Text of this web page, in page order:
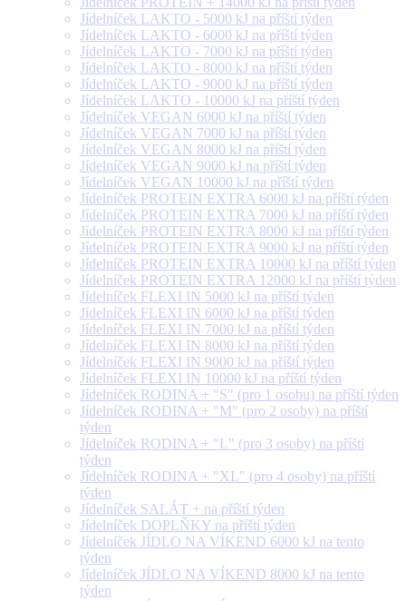
Jídelníček LAKTO - 5000 kJ na příští týden
Jídelníček LAKTO - 6000 kJ na příští týden
Jídelníček LAKTO - 7000 kJ na příští týden
Jídelníček LAKTO - 8000 kJ na příští týden
Jídelníček LAKTO - 9000 kJ na příští týden
Jídelníček LAKTO - 10000 kJ na příští týden
Jídelníček VEGAN 6000 kJ na příští týden
Jídelníček VEGAN 7000 kJ na příští týden
Jídelníček VEGAN 8000 kJ na příští týden
Jídelníček VEGAN 9000 kJ na příští týden
Jídelníček VEGAN 10000 kJ na příští týden
Jídelníček PROTEIN EXTRA 6000 kJ na příští týden
Jídelníček PROTEIN EXTRA 7000 kJ na příští týden
Jídelníček PROTEIN EXTRA 8000 kJ na příští týden
Jídelníček PROTEIN EXTRA 9000 kJ na příští týden
Jídelníček PROTEIN EXTRA 10000 kJ na příští týden
Jídelníček PROTEIN EXTRA 12000 kJ na příští týden
Jídelníček FLEXI IN 5000 kJ na příští týden
Jídelníček FLEXI IN 6000 kJ na příští týden
Jídelníček FLEXI IN 7000 kJ na příští týden
Jídelníček FLEXI IN 8000 kJ na příští týden
Jídelníček FLEXI IN 9000 kJ na příští týden
Jídelníček FLEXI IN 10000 kJ na příští týden
Jídelníček RODINA + "S" (pro 1 osobu) na příští týden
Jídelníček RODINA + "M" (pro 2 osoby) na příští
týden
Jídelníček RODINA + "L" (pro 3 osoby) na příští
týden
Jídelníček RODINA + "XL" (pro 4 osoby) na příští
týden
Jídelníček SALÁT + na příští týden
Jídelníček DOPLŇKY na příští týden
Jídelníček JÍDLO NA VÍKEND 6000 kJ na tento
týden
Jídelníček JÍDLO NA VÍKEND 8000 kJ na tento
týden